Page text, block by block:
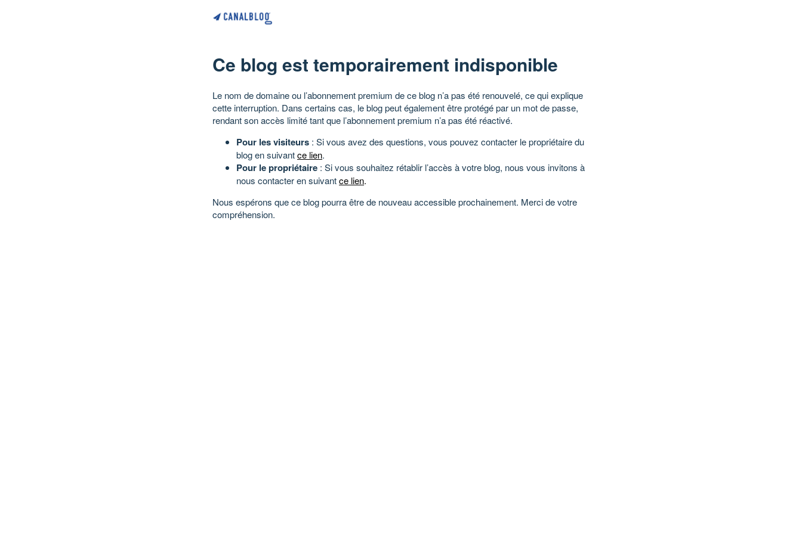
Ce blog est temporairement indisponible
Le nom de domaine ou l’abonnement premium de ce blog n’a pas été renouvelé, ce qui explique
cette interruption. Dans certains cas, le blog peut également être protégé par un mot de passe,
rendant son accès limité tant que l’abonnement premium n’a pas été réactivé.
Pour les visiteurs : Si vous avez des questions, vous pouvez contacter le propriétaire du
blog en suivantce lien.
Pour le propriétaire : Si vous souhaitez rétablir l’accès à votre blog, nous vous invitons à
nous contacter en suivantce lien.
Nous espérons que ce blog pourra être de nouveau accessible prochainement. Merci de votre
compréhension.